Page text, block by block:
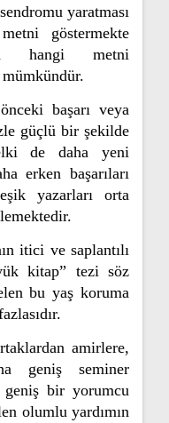
yaratması
göstermekte
hangi metni
başarı veya
güçlü bir şekilde
de daha yeni
erken başarıları
yazarları orta
itici ve saplantılı
kitap” tezi söz
bu yaş koruma
amirlere,
geniş seminer
bir yorumcu
olumlu yardımın